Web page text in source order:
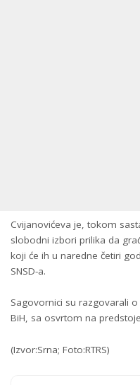
Cvijanovićeva je, tokom
slobodni izbori prilika da
koji će ih u naredne četiri
SNSD-a.
Sagovornici su razgovarali
BiH, sa osvrtom na
(Izvor:Srna; Foto:RTRS)